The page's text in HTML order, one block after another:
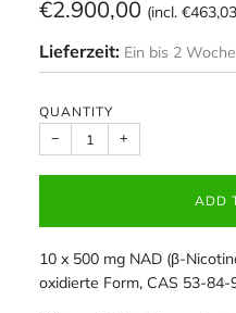
Regular
price
€2.900,00 (incl. €463,03
Lieferzeit: Ein bis 2
QUANTITY
− +
ADD
10 x 500 mg NAD (β-
oxidierte Form, CAS 53-